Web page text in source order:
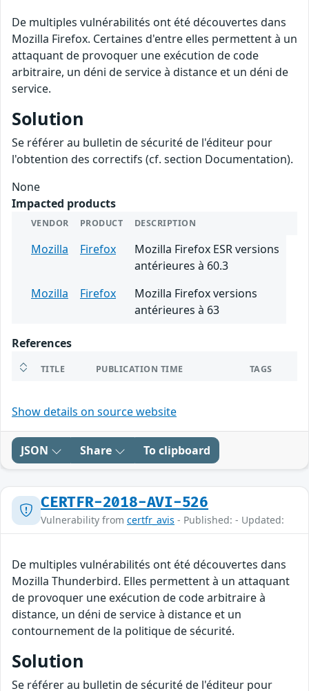
De multiples vulnérabilités ont été découvertes dans
Mozilla Firefox. Certaines d'entre elles permettent à un
attaquant de provoquer une exécution de code
arbitraire, un déni de service à distance et un déni de
service.
Solution
Se référer au bulletin de sécurité de l'éditeur pour
l'obtention des correctifs (cf. section Documentation).
None
Impacted products
VENDOR PRODUCT DESCRIPTION
Mozilla Firefox
Mozilla Firefox ESR versions
antérieures à 60.3
Mozilla
Firefox
Mozilla Firefox versions
antérieures à 63
References
TITLE PUBLICATION TIME TAGS
Show details on source website
JSON Share To clipboard
CERTFR-2018-AVI-526
Vulnerability from certfr_avis - Published: - Updated:
De multiples vulnérabilités ont été découvertes dans
Mozilla Thunderbird. Elles permettent à un attaquant
de provoquer une exécution de code arbitraire à
distance, un déni de service à distance et un
contournement de la politique de sécurité.
Solution
Se référer au bulletin de sécurité de l'éditeur pour